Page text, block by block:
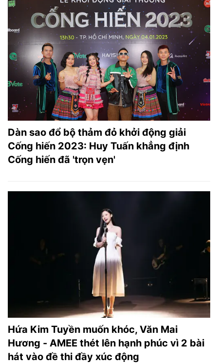
Dàn sao đổ bộ thảm đỏ khởi động giải
Cống hiến 2023: Huy Tuấn khẳng định
Cống hiến đã 'trọn vẹn'
Hứa Kim Tuyền muốn khóc, Văn Mai
Hương - AMEE thét lên hạnh phúc vì 2 bài
hát vào đề thi đầy xúc động